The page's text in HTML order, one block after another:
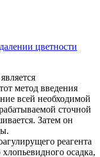
цветности
метод введения
всей необходимой
сточной
Затем он
реагента
осадка,